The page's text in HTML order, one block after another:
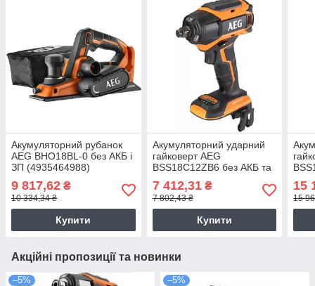
Акумуляторний рубанок
AEG BHO18BL-0 без АКБ і
ЗП (4935464988)
9 817,62 ₴
10 334,34 ₴
Купити
Акумуляторний ударний
гайковерт AEG
BSS18C12ZB6 без АКБ та
7 412,31₴
7 802,43 ₴
Купити
15
15
Акційні пропозиції та новинки
–5% –5%